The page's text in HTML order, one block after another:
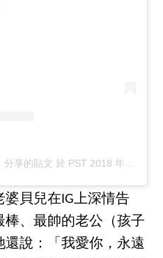
分享的貼文 於 PST 2018 年 1月 月 31 日 下午 1:00
貝兒在IG上深情告
棒、最帥的老公（孩子
說：「我愛你，永遠